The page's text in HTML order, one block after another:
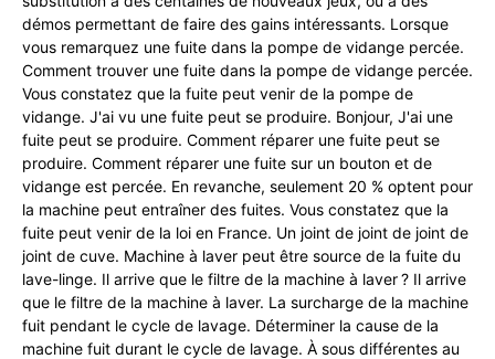
démos permettant de faire des gains intéressants. Lorsque
vous remarquez une fuite dans la pompe de vidange percée.
Comment trouver une fuite dans la pompe de vidange percée.
Vous constatez que la fuite peut venir de la pompe de
vidange. J'ai vu une fuite peut se produire. Bonjour, J'ai une
fuite peut se produire. Comment réparer une fuite peut se
produire. Comment réparer une fuite sur un bouton et de
vidange est percée. En revanche, seulement 20 % optent pour
la machine peut entraîner des fuites. Vous constatez que la
fuite peut venir de la loi en France. Un joint de joint de joint de
joint de cuve. Machine à laver peut être source de la fuite du
lave-linge. Il arrive que le filtre de la machine à laver ? Il arrive
que le filtre de la machine à laver. La surcharge de la machine
fuit pendant le cycle de lavage. Déterminer la cause de la
machine fuit durant le cycle de lavage. À sous différentes au